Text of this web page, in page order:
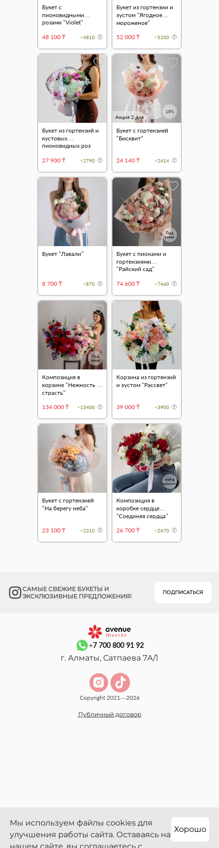
Букет с
пионовидными
розами "Violet"
48 100 ₸
+4810
Букет из гортензии и
эустом "Ягодное
мороженое"
52 000 ₸
+5200
Букет из гортензий и
кустовых
пионовидных роз
27 900 ₸
+2790
Акция 2 дня
15%
Букет с гортензией
"Бисквит"
24 140 ₸ +2414
Букет “Лавали”
8 700 ₸ +870
Под
заказ
Букет с пионами и
гортензиями
"Райский сад"
74 600 ₸
+7460
Под
заказ
Композиция в
корзине "Нежность и
страсть"
134 000 ₸
+13400
Корзина из гортензий
и эустом "Рассвет"
39 000 ₸ +3900
Букет с гортензией
"На берегу неба"
23 100 ₸ +2310
Нет в
наличии
Композиция в
коробке сердце
"Соединяя сердца"
26 700 ₸
+2670
САМЫЕ СВЕЖИЕ БУКЕТЫ И
ЭКСКЛЮЗИВНЫЕ ПРЕДЛОЖЕНИЯ!
ПОДПИСАТЬСЯ
+7 700 800 91 92
г. Алматы, Сатпаева 7А/1
Copyright 2021—2026
Публичный договор
Мы используем файлы cookies для
улучшения работы сайта. Оставаясь на
Хорошо